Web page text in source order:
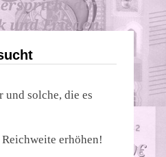
die
Lautstärke
zu
und solche, die es
erhöhen!